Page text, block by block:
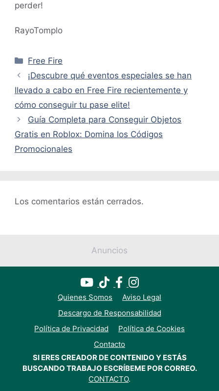
perder!
RayoTomplo
Categorías
Free Fire
¡Descubre qué eventos especiales se han
llevado a cabo en Free Fire recientemente y
cómo conseguir tu pase elite!
Guía Completa para Conseguir Objetos
Gratis en Roblox: Domina los Códigos
Promocionales
Los comentarios están cerrados.
Anuncios
Quienes Somos
Aviso Legal
Descargo de Responsabilidad
Política de Privacidad
Política de Cookies
Contacto
SI ERES CREADOR DE CONTENIDO Y ESTÁS
BUSCANDO TRABAJO ESCRÍBEME POR CORREO.
CONTACTO.